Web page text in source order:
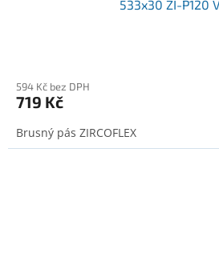
533x30 ZI-P120
594 Kč bez DPH
719 Kč
Brusný pás ZIRCOFLEX